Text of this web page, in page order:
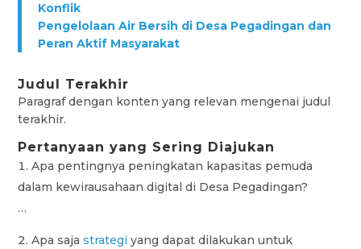
Konflik
Pengelolaan Air Bersih di Desa Pegadingan dan
Peran Aktif Masyarakat
Judul Terakhir
Paragraf dengan konten yang relevan mengenai judul
terakhir.
Pertanyaan yang Sering Diajukan
Apa pentingnya peningkatan kapasitas pemuda
dalam kewirausahaan digital di Desa Pegadingan?
…
Apa sajastrategi yang dapat dilakukan untuk